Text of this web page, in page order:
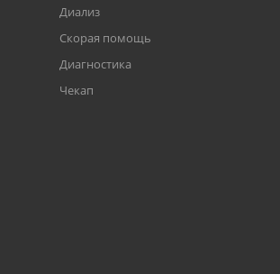
Диализ
Скорая помощь
Диагностика
Чекап